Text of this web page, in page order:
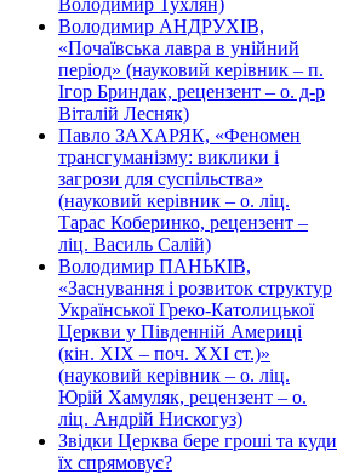
Володимир АНДРУХІВ,
«Почаївська лавра в унійний
період» (науковий керівник – п.
Ігор Бриндак, рецензент – о. д-р
Віталій Лесняк)
Павло ЗАХАРЯК, «Феномен
трансгуманізму: виклики і
загрози для суспільства»
(науковий керівник – о. ліц.
Тарас Коберинко, рецензент –
ліц. Василь Салій)
Володимир ПАНЬКІВ,
«Заснування і розвиток структур
Української Греко-Католицької
Церкви у Південній Америці
(кін. ХІХ – поч. ХХІ ст.)»
(науковий керівник – о. ліц.
Юрій Хамуляк, рецензент – о.
ліц. Андрій Нискогуз)
Звідки Церква бере гроші та куди
їх спрямовує?